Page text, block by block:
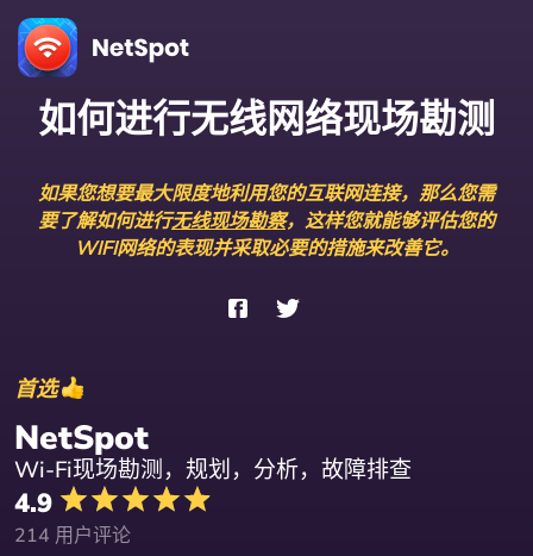
如何进行无线网络现场勘测
如果您想要最大限度地利用您的互联网连接，那么您需
要了解如何进行无线现场勘察，这样您就能够评估您的
WIFI网络的表现并采取必要的措施来改善它。
首选
NetSpot
Wi-Fi现场勘测，规划，分析，故障排查
4.9
214 用户评论